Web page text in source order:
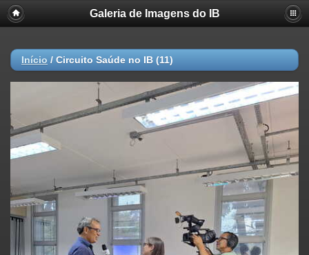
Galeria de Imagens do IB
Início / Circuito Saúde no IB (11)